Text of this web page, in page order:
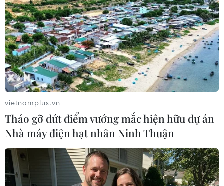
#đeo khẩu trang
#học sinh
#ca nhiễm mới
#tiêm vaccine Campuchia
Theo dõi VietnamPlus
vietnamplus.vn
Tháo gỡ dứt điểm vướng mắc hiện hữu dự án
Nhà máy điện hạt nhân Ninh Thuận